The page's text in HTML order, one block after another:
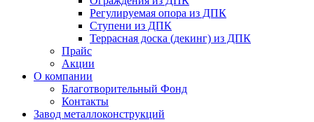
Регулируемая опора из ДПК
Ступени из ДПК
Террасная доска (декинг) из ДПК
Прайс
Акции
О компании
Благотворительный Фонд
Контакты
Завод металлоконструкций